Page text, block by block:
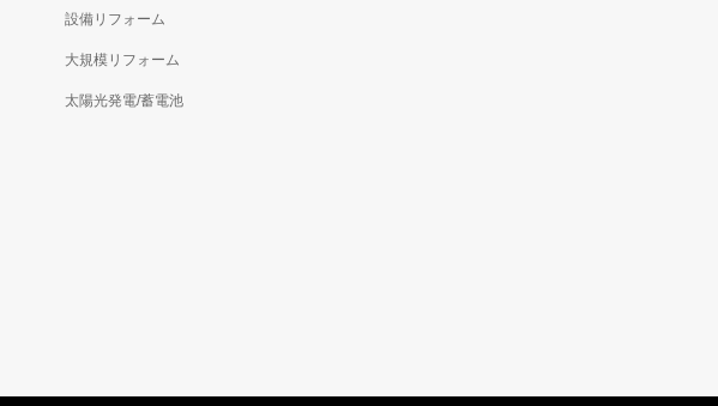
設備リフォーム
大規模リフォーム
太陽光発電/蓄電池